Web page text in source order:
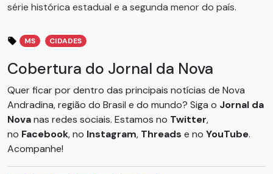
série histórica estadual e a segunda menor do país.
MS CIDADES
Cobertura do Jornal da Nova
Quer ficar por dentro das principais notícias de Nova
Andradina, região do Brasil e do mundo? Siga o Jornal da
Novanas redes sociais. Estamos no Twitter,
no Facebook, no Instagram, Threads e no YouTube.
Acompanhe!